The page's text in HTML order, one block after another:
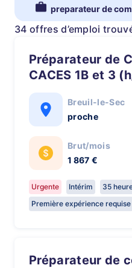
preparateur de
34 offres d’emploi
Préparateur de Commandes
CACES 1B et 3
Breuil-le-Sec
proche
Brut/mois
1 867 €
Urgente Intérim
35
Première expérience requise
Préparateur de commande CACES